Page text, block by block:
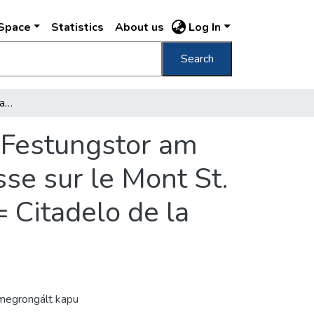
Statistics About us Log In
Search
Budapest Gellérthegyi citadella (Bejárat) = Festungstor am Blocksberg (Südseite) = Porte de la forteresse sur le Mont St. Gellért = Citadel on Gellért Hill (Entrance) = Citadelo de la monto Gerhardo (Enirejo)
am
sur le Mont St.
Citadelo de la
kapu